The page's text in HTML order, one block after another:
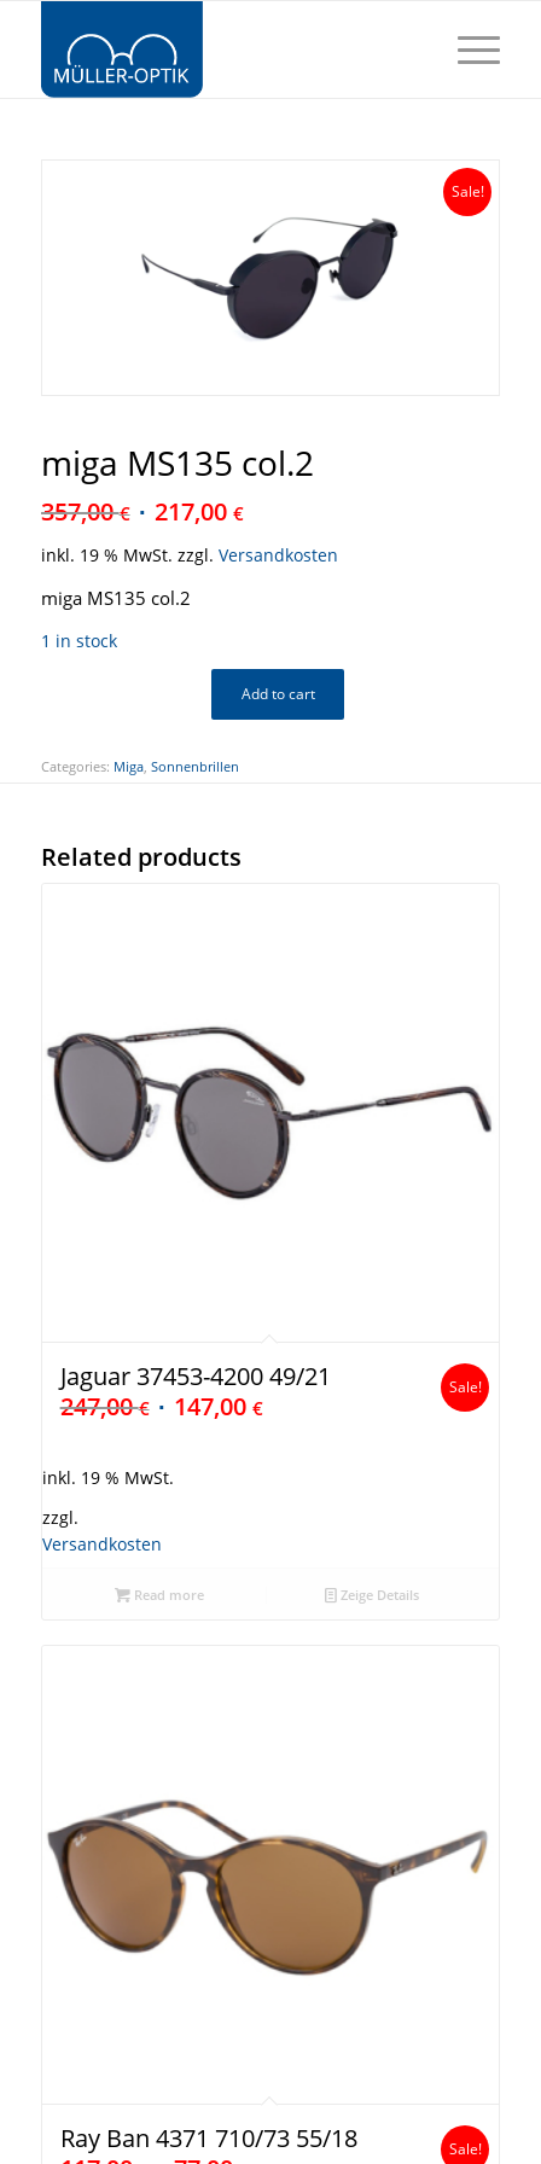
Sale!
miga MS135 col.2
357,00€ 217,00 €
inkl. 19 % MwSt. zzgl. Versandkosten
miga MS135 col.2
1 in stock
Add to cart
Categories: Miga, Sonnenbrillen
Related products
Jaguar 37453-4200 49/21
247,00€ 147,00 €
Sale!
inkl. 19 % MwSt.
zzgl.
Versandkosten
Read more Zeige Details
Ray Ban 4371 710/73 55/18
Sale!